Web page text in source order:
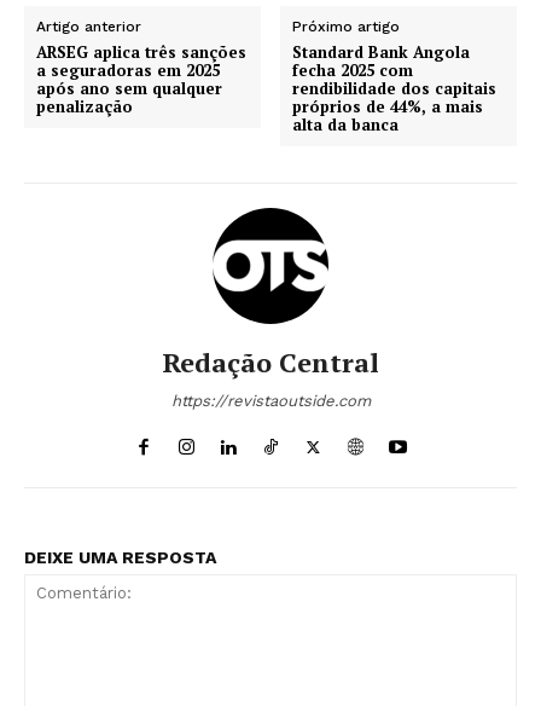
Artigo anterior
ARSEG aplica três sanções
a seguradoras em 2025
após ano sem qualquer
penalização
Próximo artigo
Standard Bank Angola
fecha 2025 com
rendibilidade dos capitais
próprios de 44%, a mais
alta da banca
Redação Central
https://revistaoutside.com
DEIXE UMA RESPOSTA